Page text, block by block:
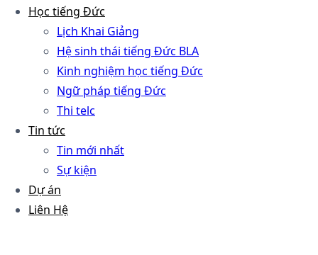
Học tiếng Đức
Lịch Khai Giảng
Hệ sinh thái tiếng Đức BLA
Kinh nghiệm học tiếng Đức
Ngữ pháp tiếng Đức
Thi telc
Tin tức
Tin mới nhất
Sự kiện
Dự án
Liên Hệ